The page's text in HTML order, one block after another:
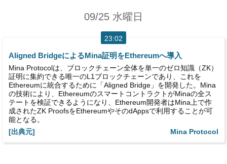
09/25 水曜日
23:02
Aligned BridgeによるMina証明をEthereumへ導入
Mina Protocolは、ブロックチェーン全体を単一のゼロ知識（ZK）
証明に集約できる唯一のL1ブロックチェーンであり、これを
Ethereumに統合するために「Aligned Bridge」を開発した。Mina
の技術により、EthereumのスマートコントラクトがMinaの全ス
テートを検証できるようになり、Ethereum開発者はMina上で作
成されたZK ProofsをEthereumやそのdAppsで利用することが可
能となる。
[出典元]
Mina Protocol